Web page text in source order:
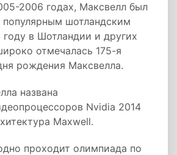
2006 годах, Максвелл был
шотландским
в Шотландии и других
отмечалась 175-я
рождения Максвелла.
названа
Nvidia 2014
Maxwell.
проходит олимпиада по